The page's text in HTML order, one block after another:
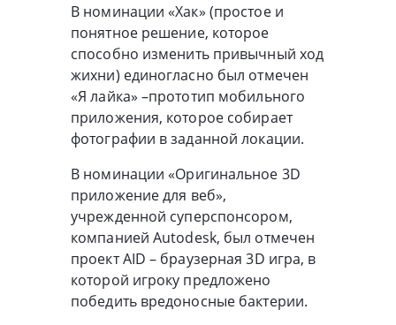
В номинации «Хак» (простое и
понятное решение, которое
способно изменить привычный ход
жихни) единогласно был отмечен
«Я лайка» –прототип мобильного
приложения, которое собирает
фотографии в заданной локации.
В номинации «Оригинальное 3D
приложение для веб»,
учрежденной суперспонсором,
компанией Autodesk, был отмечен
проект AID – браузерная 3D игра, в
которой игроку предложено
победить вредоносные бактерии.